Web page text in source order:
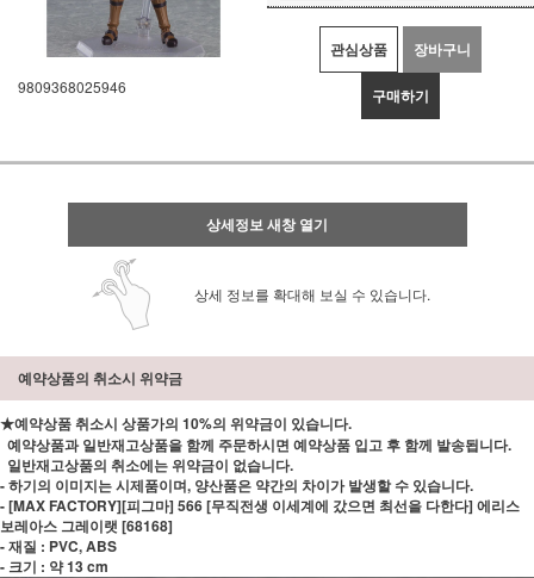
9809368025946
관심상품 장바구니
구매하기
상세정보 새창 열기
상세 정보를 확대해 보실 수 있습니다.
예약상품의 취소시 위약금
★예약상품 취소시 상품가의 10%의 위약금이 있습니다.
예약상품과 일반재고상품을 함께 주문하시면 예약상품 입고 후 함께 발송됩니다.
일반재고상품의 취소에는 위약금이 없습니다.
- 하기의 이미지는 시제품이며, 양산품은 약간의 차이가 발생할 수 있습니다.
- [MAX FACTORY][피그마] 566 [무직전생 이세계에 갔으면 최선을 다한다] 에리스
보레아스 그레이랫 [68168]
- 재질 : PVC, ABS
- 크기 : 약 13 cm